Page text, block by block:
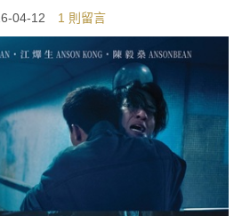
04-12 1 則留言